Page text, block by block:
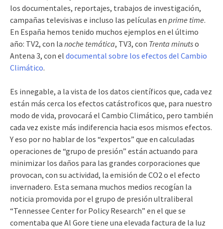
los documentales, reportajes, trabajos de investigación,
campañas televisivas e incluso las películas en prime time.
En España hemos tenido muchos ejemplos en el último
año: TV2, con la noche temática, TV3, con Trenta minutso
Antena 3, con el documental sobre los efectos del Cambio
Climático.
Es innegable, a la vista de los datos científicos que, cada vez
están más cerca los efectos catástroficos que, para nuestro
modo de vida, provocará el Cambio Climático, pero también
cada vez existe más indiferencia hacia esos mismos efectos.
Y eso por no hablar de los “expertos” que en calculadas
operaciones de “grupo de presión” están actuando para
minimizar los daños para las grandes corporaciones que
provocan, con su actividad, la emisión de CO2 o el efecto
invernadero. Esta semana muchos medios recogían la
noticia promovida por el grupo de presión ultraliberal
“Tennessee Center for Policy Research” en el que se
comentaba que Al Gore tiene una elevada factura de la luz